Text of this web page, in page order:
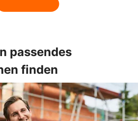
passendes
finden